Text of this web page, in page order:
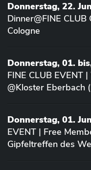
Donnerstag, 22.
Dinner@FINE
Cologne
Donnerstag, 01.
FINE CLUB EVENT
@Kloster Eberbach
Donnerstag, 01.
EVENT | Free
Gipfeltreffen des